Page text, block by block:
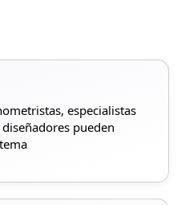
especialistas
pueden